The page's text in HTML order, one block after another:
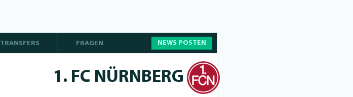
TRANSFERS FRAGEN NEWS POSTEN
1. FC NÜRNBERG